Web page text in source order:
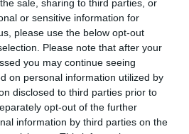
sale, sharing to third parties, or
or sensitive information for
please use the below opt-out
Please note that after your
you may continue seeing
on personal information utilized by
disclosed to third parties prior to
opt-out of the further
information by third parties on the
έξω από την